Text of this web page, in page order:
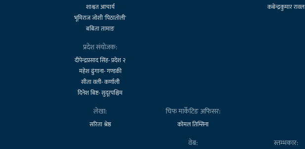
शाश्वत आचार्य
भूमिराज जोशी 'पिठातोली'
बबिता तामाङ
कबेन्द्रकुमार रावल
प्रदेश संयोजक:
दीपेन्द्रप्रसाद सिंह- प्रदेश २
महेश ढुंगाना- गण्डकी
सीता वली- कर्णाली
दिनेश बिष्ट- सुदूरपश्चिम
लेखा:
सरिता श्रेष्ठ
चिफ मार्केटिङ अफिसर:
कोमल तिम्सिना
वेब: स्तम्भकार: